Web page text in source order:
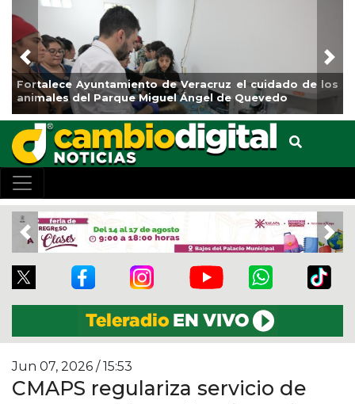
Fortalece Ayuntamiento de Veracruz el cuidado de los
animales del Parque Miguel Ángel de Quevedo
Previous
Previous
Jun 07, 2026 / 15:53
CMAPS regulariza servicio de